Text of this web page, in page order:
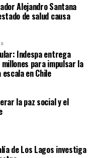
Alejandro Santana
de salud causa
Indespa entrega
para impulsar la
en Chile
la paz social y el
de Los Lagos investiga